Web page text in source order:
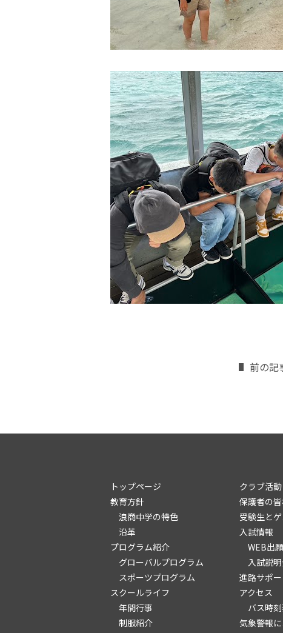
前の記
トップページ
教育方針
浪商中学の特色
沿革
プログラム紹介
グローバルプログラム
スポーツプログラム
スクールライフ
年間行事
制服紹介
クラブ活動
保護者の
受験生と
入試情報
WEB出願
入試説
進路サポー
アクセス
バス時
気象警報